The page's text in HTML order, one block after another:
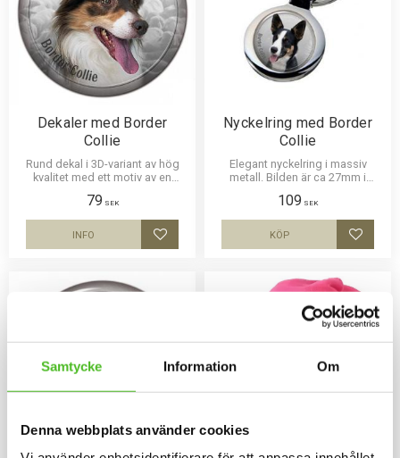
Samtycke Information Om
Denna webbplats använder cookies
Dekaler med Border
Collie
Rund dekal i 3D-variant av hög
kvalitet med ett motiv av en
10 cm , 15 cm och 30 cm i
diameter.
79 SEK
Lägg till i favoriter
INFO
Nyckelring med Border
Collie
Elegant nyckelring i massiv
metall. Bilden är ca 27mm i
vara hållbar och ge ett intryck av
djup i bilden.
109 SEK
Lägg
KÖP